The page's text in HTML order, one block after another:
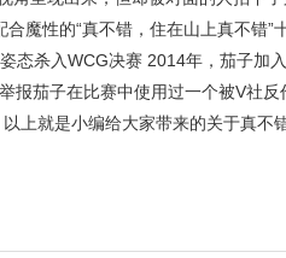
魔性的“真不错，住在山上真不错
态杀入WCG决赛 2014年，茄子加
报茄子在比赛中使用过一个被V社
上就是小编给大家带来的关于真